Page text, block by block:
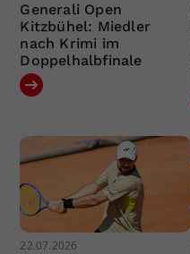
Generali Open
Kitzbühel: Miedler
nach Krimi im
Doppelhalbfinale
22.07.2026